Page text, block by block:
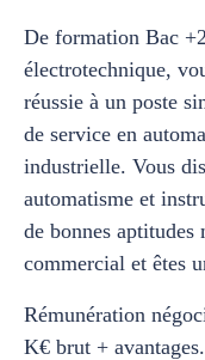
De formation Bac
électrotechnique,
réussie à un poste
de service en
industrielle. Vous
automatisme et
de bonnes aptitudes
commercial et êtes
Rémunération
K€ brut + avantages.